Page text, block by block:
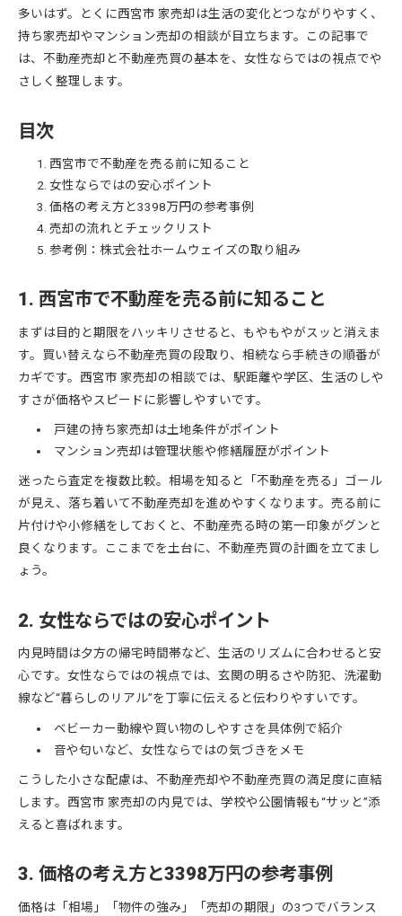
多いはず。とくに西宮市 家売却は生活の変化とつながりやすく、
持ち家売却やマンション売却の相談が目立ちます。この記事で
は、不動産売却と不動産売買の基本を、女性ならではの視点でや
さしく整理します。
目次
西宮市で不動産を売る前に知ること
女性ならではの安心ポイント
価格の考え方と3398万円の参考事例
売却の流れとチェックリスト
参考例：株式会社ホームウェイズの取り組み
1. 西宮市で不動産を売る前に知ること
まずは目的と期限をハッキリさせると、もやもやがスッと消えま
す。買い替えなら不動産売買の段取り、相続なら手続きの順番が
カギです。西宮市 家売却の相談では、駅距離や学区、生活のしや
すさが価格やスピードに影響しやすいです。
戸建の持ち家売却は土地条件がポイント
マンション売却は管理状態や修繕履歴がポイント
迷ったら査定を複数比較。相場を知ると「不動産を売る」ゴール
が見え、落ち着いて不動産売却を進めやすくなります。売る前に
片付けや小修繕をしておくと、不動産売る時の第一印象がグンと
良くなります。ここまでを土台に、不動産売買の計画を立てまし
ょう。
2. 女性ならではの安心ポイント
内見時間は夕方の帰宅時間帯など、生活のリズムに合わせると安
心です。女性ならではの視点では、玄関の明るさや防犯、洗濯動
線など“暮らしのリアル”を丁寧に伝えると伝わりやすいです。
ベビーカー動線や買い物のしやすさを具体例で紹介
音や匂いなど、女性ならではの気づきをメモ
こうした小さな配慮は、不動産売却や不動産売買の満足度に直結
します。西宮市 家売却の内見では、学校や公園情報も“サッと”添
えると喜ばれます。
3. 価格の考え方と3398万円の参考事例
価格は「相場」「物件の強み」「売却の期限」の3つでバランス